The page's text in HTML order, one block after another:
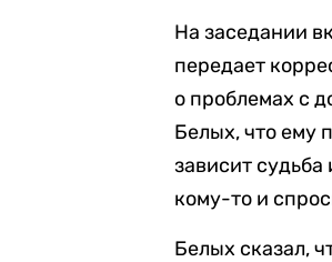
На заседании
передает
о проблемах с
Белых, что ему
зависит
кому-то и
Белых сказал,